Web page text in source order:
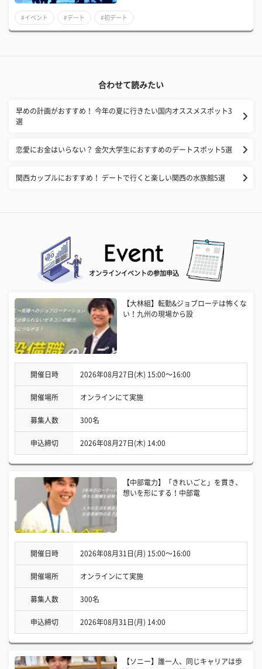
#イベント #デート #初デート
合わせて読みたい
早めの計画がおすすめ！ 今年の夏に行きたい国内オススメスポット3
選
恋愛にお金はいらない？ 金欠大学生におすすめのデートスポット5選
関西カップルにおすすめ！ デートで行くと楽しい関西の水族館5選
オンラインイベントの参加申込
【大林組】転勤&ジョブローテは怖くな
い！九州の現場から設
開催日時 2026年08月27日(木) 15:00〜16:00
開催場所 オンラインにて実施
募集人数 300名
申込締切 2026年08月27日(木) 14:00
【中部電力】「きれいごと」を貫き、
想いを形にする！中部電
開催日時 2026年08月31日(月) 15:00〜16:00
開催場所 オンラインにて実施
募集人数 300名
申込締切 2026年08月31日(月) 14:00
【ソニー】誰一人、同じキャリアは歩